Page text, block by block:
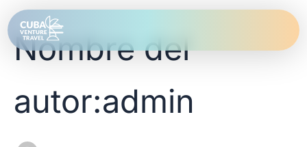
al
contenido
Nombre del
autor:admin
por: